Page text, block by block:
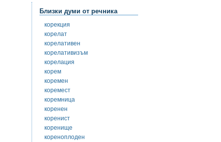
Близки думи от речника
корекция
корелат
корелативен
корелативизъм
корелация
корем
коремен
коремест
коремница
коренен
коренист
коренище
кореноплоден